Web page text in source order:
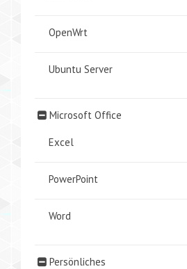
OpenWrt
Ubuntu Server
Microsoft Office
Excel
PowerPoint
Word
Persönliches